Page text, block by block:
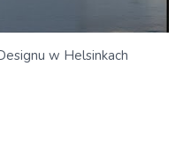
w Helsinkach